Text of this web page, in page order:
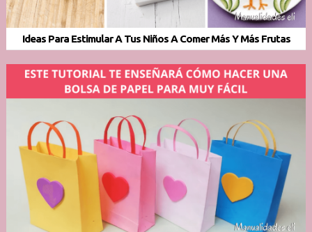
Ideas Para Estimular A Tus Niños A Comer Más Y Más Frutas